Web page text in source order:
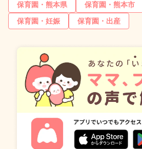
保育園・熊本県 保育園・熊本市
保育園・妊娠
保育園・出産